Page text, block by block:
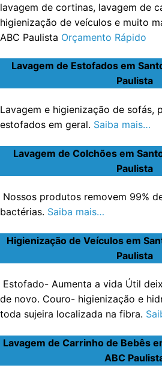
lavagem de cortinas, lavagem de
higienização de veículos e muito
ABC Paulista Orçamento Rápido
Lavagem de Estofados em
Paulista
Lavagem e higienização de sofás,
estofados em geral. Saiba mais…
Lavagem de Colchões em
Paulista
Nossos produtos removem 99%
bactérias. Saiba mais…
Higienização de Veículos em
Paulista
Estofado- Aumenta a vida Útil
de novo. Couro- higienização e
toda sujeira localizada na fibra.
Lavagem de Carrinho de Bebês
ABC